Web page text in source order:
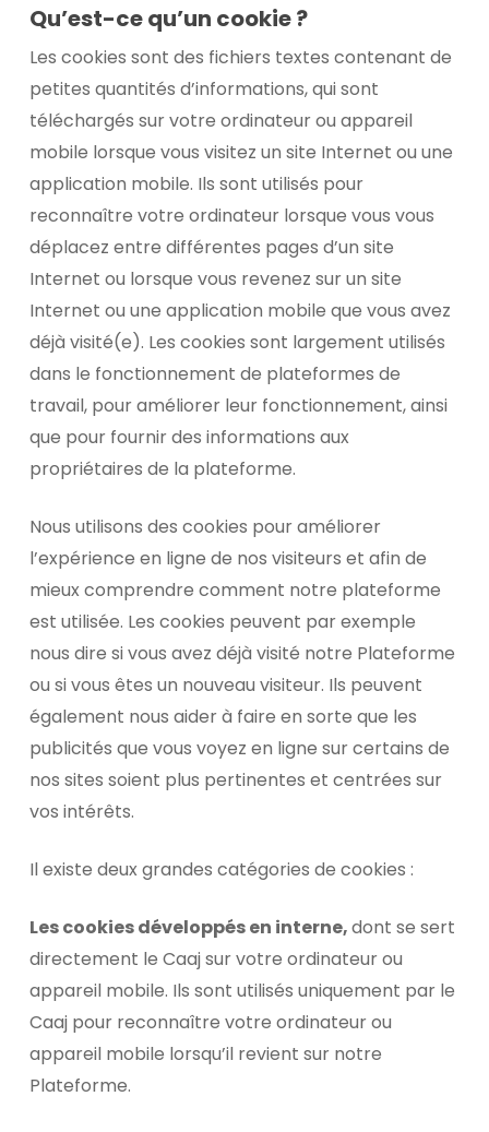
Qu’est-ce qu’un cookie ?
Les cookies sont des fichiers textes contenant de
petites quantités d’informations, qui sont
téléchargés sur votre ordinateur ou appareil
mobile lorsque vous visitez un site Internet ou une
application mobile. Ils sont utilisés pour
reconnaître votre ordinateur lorsque vous vous
déplacez entre différentes pages d’un site
Internet ou lorsque vous revenez sur un site
Internet ou une application mobile que vous avez
déjà visité(e). Les cookies sont largement utilisés
dans le fonctionnement de plateformes de
travail, pour améliorer leur fonctionnement, ainsi
que pour fournir des informations aux
propriétaires de la plateforme.
Nous utilisons des cookies pour améliorer
l’expérience en ligne de nos visiteurs et afin de
mieux comprendre comment notre plateforme
est utilisée. Les cookies peuvent par exemple
nous dire si vous avez déjà visité notre Plateforme
ou si vous êtes un nouveau visiteur. Ils peuvent
également nous aider à faire en sorte que les
publicités que vous voyez en ligne sur certains de
nos sites soient plus pertinentes et centrées sur
vos intérêts.
Il existe deux grandes catégories de cookies :
Les cookies développés en interne,dont se sert
directement le Caaj sur votre ordinateur ou
appareil mobile. Ils sont utilisés uniquement par le
Caaj pour reconnaître votre ordinateur ou
appareil mobile lorsqu’il revient sur notre
Plateforme.